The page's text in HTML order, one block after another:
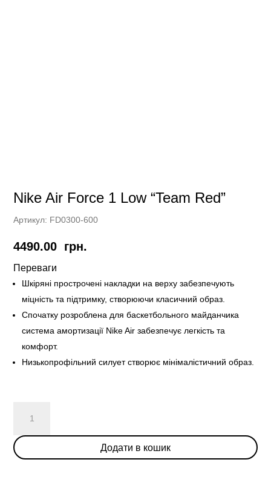
Nike Air Force 1 Low “Team Red”
Артикул: FD0300-600
4490.00 грн.
Переваги
Шкіряні прострочені накладки на верху забезпечують
міцність та підтримку, створюючи класичний образ.
Спочатку розроблена для баскетбольного майданчика
система амортизації Nike Air забезпечує легкість та
комфорт.
Низькопрофільний силует створює мінімалістичний образ.
Force
1
Додати в кошик